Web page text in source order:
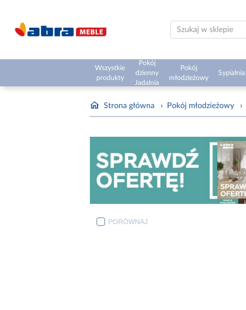
Wszystkie
produkty
Pokój
dzienny
Jadalnia
Pokój
młodzieżowy
Sypialnia
Strona główna › Pokój młodzieżowy ›
PORÓWNAJ